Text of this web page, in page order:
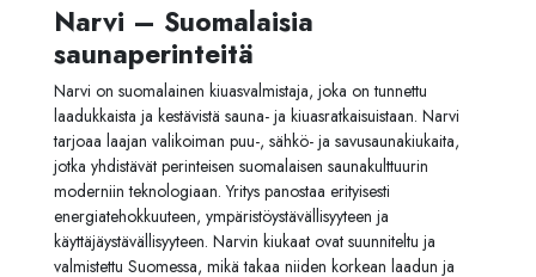
Narvi – Suomalaisia
saunaperinteitä
Narvi on suomalainen kiuasvalmistaja, joka on tunnettu
laadukkaista ja kestävistä sauna- ja kiuasratkaisuistaan. Narvi
tarjoaa laajan valikoiman puu-, sähkö- ja savusaunakiukaita,
jotka yhdistävät perinteisen suomalaisen saunakulttuurin
moderniin teknologiaan. Yritys panostaa erityisesti
energiatehokkuuteen, ympäristöystävällisyyteen ja
käyttäjäystävällisyyteen. Narvin kiukaat ovat suunniteltu ja
valmistettu Suomessa, mikä takaa niiden korkean laadun ja